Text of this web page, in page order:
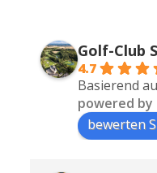
Golf-Club
4.7
Basierend
powered by
bewerten